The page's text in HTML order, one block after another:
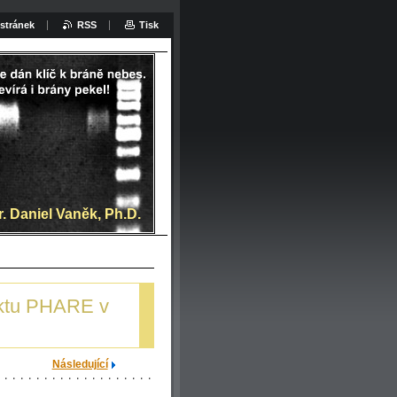
Daniel Vaněk, Ph.D.
PHARE v
Následující
RSS Tisk